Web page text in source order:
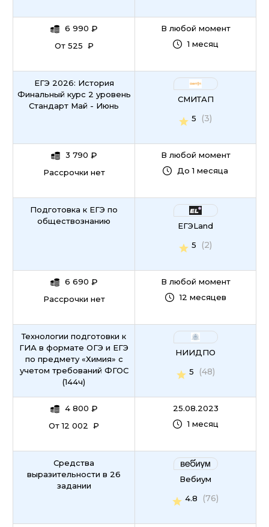
6 990 ₽
От 525 ₽
В любой момент
1 месяц
ЕГЭ 2026: История
Финальный курс 2 уровень
Стандарт Май - Июнь
3 790 ₽
Рассрочки нет
СМИТАП
5
(3)
В любой момент
До 1 месяца
Подготовка к ЕГЭ по
обществознанию
6 690 ₽
Рассрочки нет
ЕГЭLand
5
(2)
В любой момент
12 месяцев
Технологии подготовки к
ГИА в формате ОГЭ и ЕГЭ
по предмету «Химия» с
учетом требований ФГОС
(144ч)
4 800 ₽
От 12 002 ₽
НИИДПО
5
(48)
25.08.2023
1 месяц
Средства
выразительности в 26
задании
Вебиум
4.8
(76)